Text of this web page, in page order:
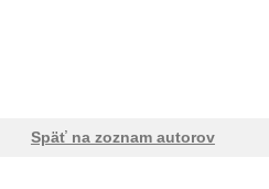
Späť na zoznam autorov